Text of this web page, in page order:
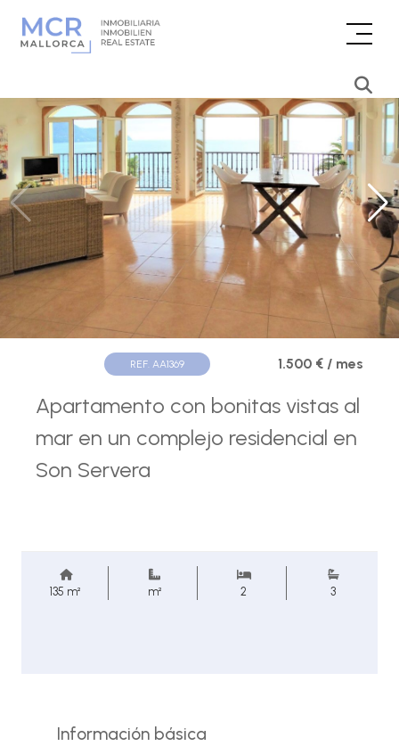
REF. AA1369 1.500 € / mes
Apartamento con bonitas vistas al
mar en un complejo residencial en
Son Servera
135 m² m² 2 3
Información básica